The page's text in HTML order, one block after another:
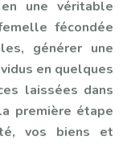
une véritable
fécondée
générer une
en quelques
laissées dans
première étape
vos biens et